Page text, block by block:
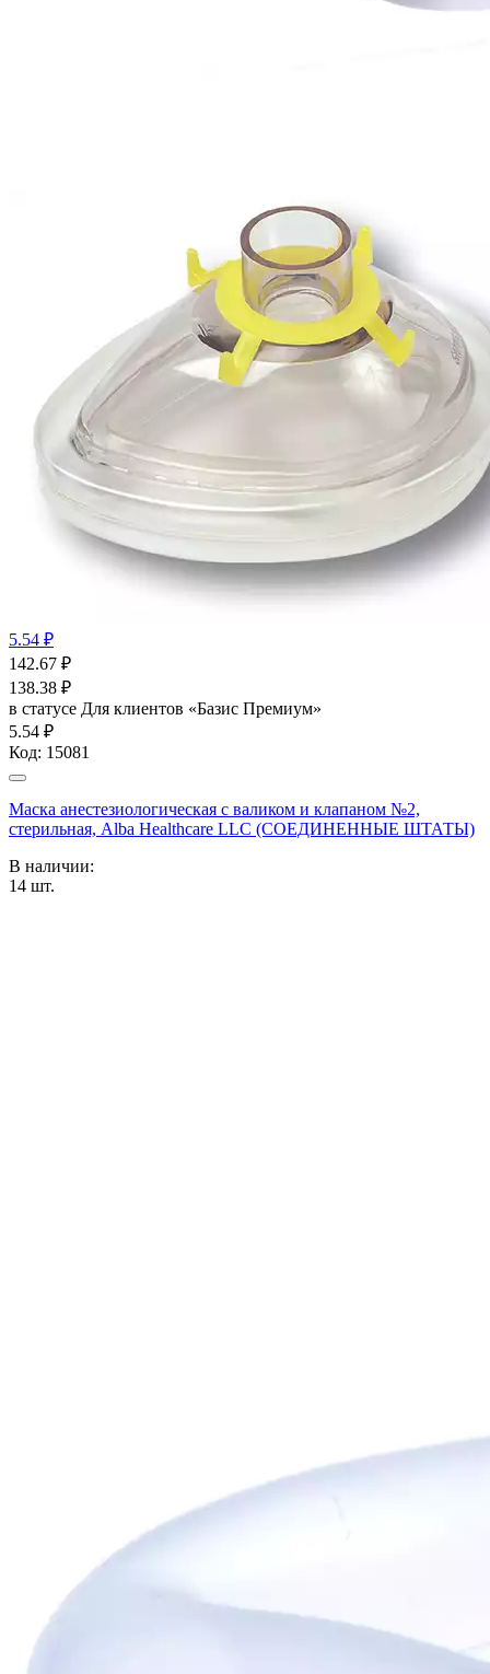
5.54 ₽
142.67 ₽
138.38 ₽
в статусе Для клиентов «Базис Премиум»
5.54 ₽
Код: 15081
Маска анестезиологическая с валиком и клапаном №2,
стерильная, Alba Healthcare LLC (СОЕДИНЕННЫЕ ШТАТЫ)
В наличии:
14 шт.